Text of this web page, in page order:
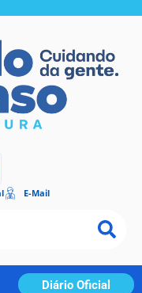
E-Mail
Diário Oficial